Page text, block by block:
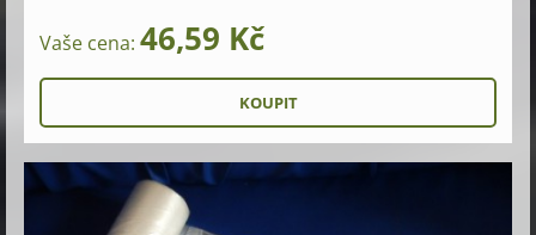
Vaše cena: 46,59 Kč